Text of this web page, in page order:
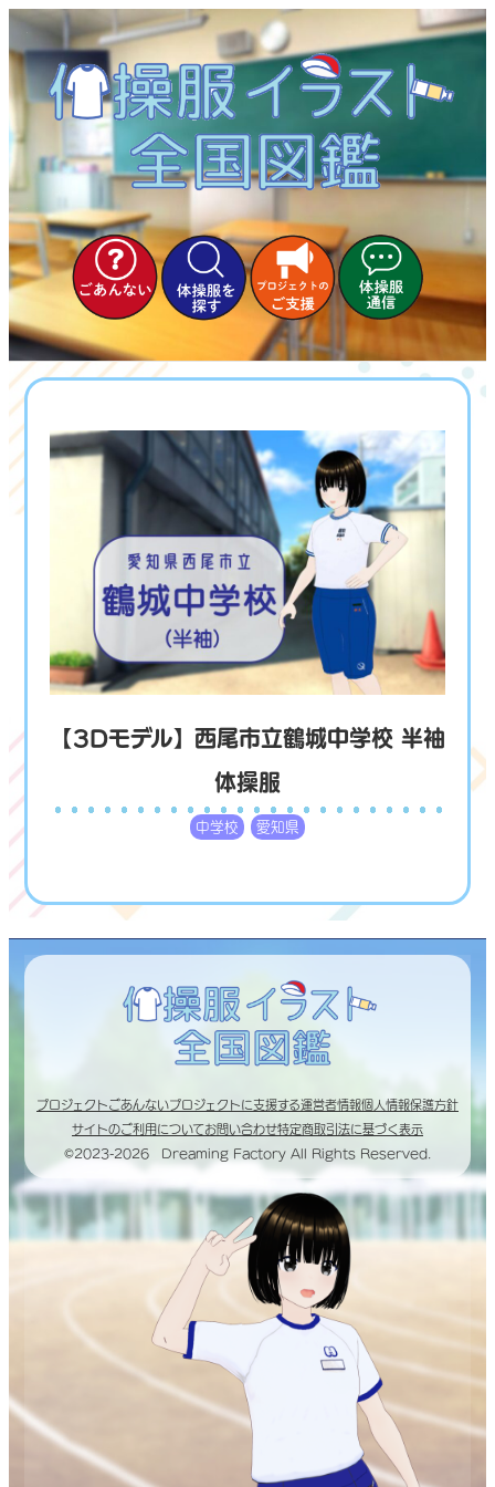
内
を
キ
プ
【3Dモデル】西尾市立鶴城中学校 半袖
体操服
中学校 愛知県
プロジェクトごあんないプロジェクトに支援する運営者情報個人情報保護方針
サイトのご利用についてお問い合わせ特定商取引法に基づく表示
©2023-2026 Dreaming Factory All Rights Reserved.